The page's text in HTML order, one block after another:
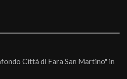
Città di Fara San Martino" in